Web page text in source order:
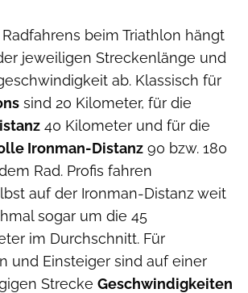
beim Triathlon hängt
jeweiligen Streckenlänge und
ab. Klassisch für
sind 20 Kilometer, für die
40 Kilometer und für die
Ironman-Distanz 90 bzw. 180
Rad. Profis fahren
auf der Ironman-Distanz weit
sogar um die 45
im Durchschnitt. Für
und Einsteiger sind auf einer
Strecke Geschwindigkeiten